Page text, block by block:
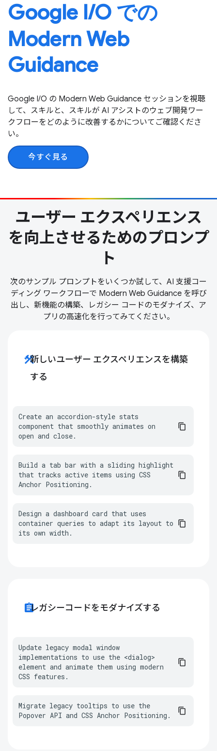
Google I / O での
Modern Web
Guidance
Google I/O の Modern Web Guidance セッションを視聴
して、スキルと、スキルが AI アシストのウェブ開発ワー
クフローをどのように改善するかについてご確認くださ
い。
今すぐ見る
ユーザー エクスペリエンス
を向上させるためのプロンプ
ト
次のサンプル プロンプトをいくつか試して、AI 支援コー
ディング ワークフローで Modern Web Guidance を呼び
出し、新機能の構築、レガシー コードのモダナイズ、ア
プリの高速化を行ってみてください。
construction新しいユーザー エクスペリエンスを構築
する
Create an accordion-style stats
component that smoothly animates on
open and close.
Build a tab bar with a sliding highlight
that tracks active items using CSS
Anchor Positioning.
Design a dashboard card that uses
container queries to adapt its layout to
its own width.
assignmentレガシーコードをモダナイズする
Update legacy modal window
implementations to use the <dialog>
element and animate them using modern
CSS features.
Migrate legacy tooltips to use the
Popover API and CSS Anchor Positioning.